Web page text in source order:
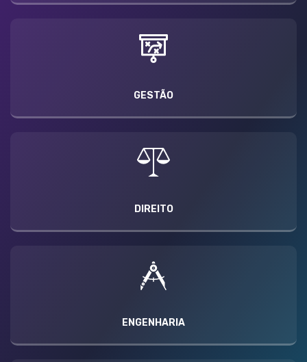
GESTÃO
DIREITO
ENGENHARIA